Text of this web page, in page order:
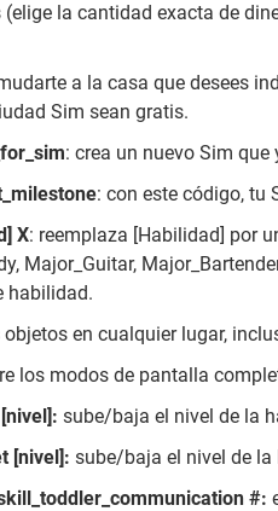
la cantidad exacta de
a la casa que desees
Sim sean gratis.
: crea un nuevo Sim
: con este código, tu
X: reemplaza [Habilidad] por
Major_Guitar,
habilidad.
en cualquier lugar,
los modos de pantalla
sube/baja el nivel de la
[nivel]: sube/baja el nivel de
#: